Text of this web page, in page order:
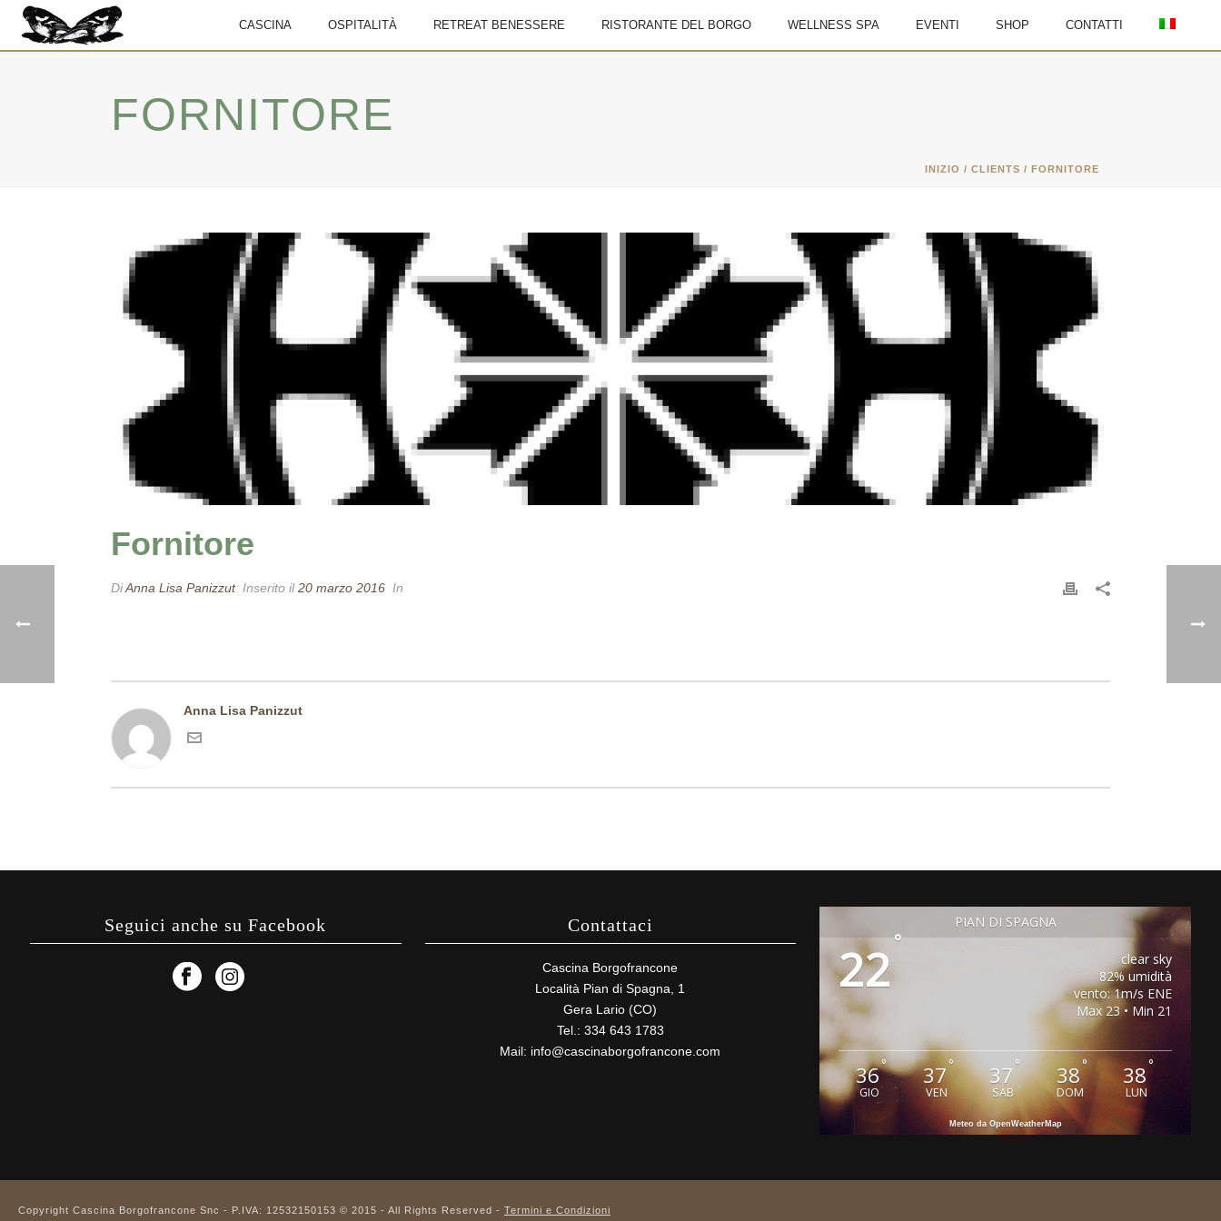
CASCINA OSPITALITÀ RETREAT BENESSERE RISTORANTE DEL BORGO WELLNESS SPA EVENTI SHOP CONTATTI
FORNITORE
INIZIO / CLIENTS / FORNITORE
Fornitore
DiAnna Lisa Panizzut Inserito il20 marzo 2016 In
Anna Lisa Panizzut
Seguici anche su Facebook Contattaci
Cascina Borgofrancone
Località Pian di Spagna, 1
Gera Lario (CO)
Tel.: 334 643 1783
Mail: info@cascinaborgofrancone.com
PIAN DI SPAGNA
22°
clear sky
82% umidità
vento: 1m/s ENE
Max 23 • Min 21
36°
GIO
37°
VEN
37°
SAB
38°
DOM
38°
LUN
Meteo da OpenWeatherMap
Copyright Cascina Borgofrancone Snc - P.IVA: 12532150153 © 2015 - All Rights Reserved - Termini e Condizioni